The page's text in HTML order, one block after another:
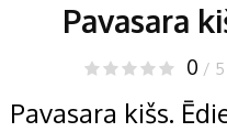
Pavasara
0 / 5
Pavasara kišs.